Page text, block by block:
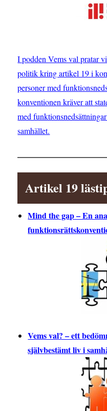
I podden Vems val pratar
politik kring artikel 19 i
personer med
konventionen kräver att
med
samhället.
Artikel 19
Mind the gap – En
Vems val? – ett
självbestämt liv i